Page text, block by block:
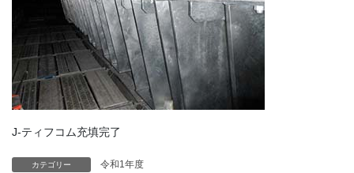
J-ティフコム充填完了
カテゴリー 令和1年度